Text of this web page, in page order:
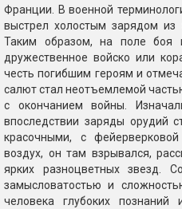
Франции. В военной
выстрел холостым зарядом из
Таким образом, на поле боя
дружественное войско или
честь погибшим героям и
салют стал неотъемлемой
с окончанием войны.
впоследствии заряды орудий
красочными, с
воздух, он там взрывался,
ярких разноцветных звезд.
замысловатостью и
человека глубоких